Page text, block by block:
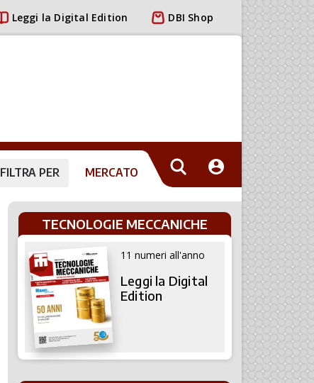
Leggi la Digital Edition DBI Shop
FILTRA PER MERCATO
TECNOLOGIE MECCANICHE
11 numeri all'anno
Leggi la Digital
Edition